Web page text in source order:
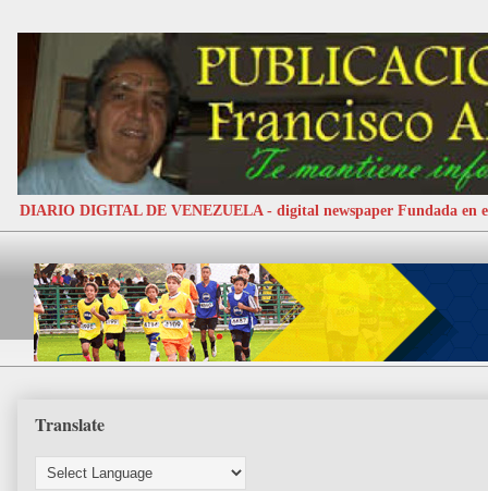
DIARIO DIGITAL DE VENEZUELA - digital newspaper Fundada en
Translate